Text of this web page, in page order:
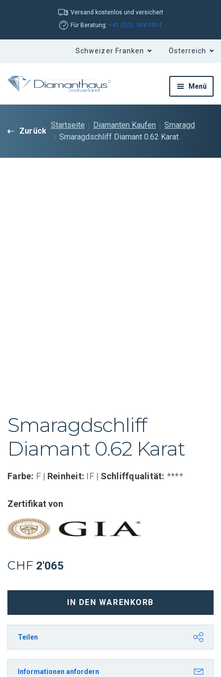
Versand kostenlos und versichert
Für Beratung: +41 (0)31 904 0904
Menü
Zurück
Startseite Diamanten Kaufen
Smaragd
Smaragdschliff Diamant 0.62 Karat
Smaragdschliff
Diamant 0.62 Karat
Farbe: F | Reinheit: IF | Schliffqualität: ****
Zertifikat von
CHF 2'065
0.62
Karat
F
IF
IN DEN WARENKORB
Teilen
Informationen anfordern